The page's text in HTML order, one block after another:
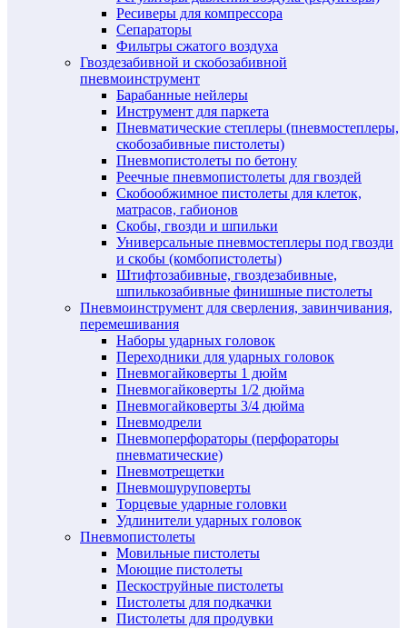
Ресиверы для компрессора
Сепараторы
Фильтры сжатого воздуха
Гвоздезабивной и скобозабивной
пневмоинструмент
Барабанные нейлеры
Инструмент для паркета
Пневматические степлеры (пневмостеплеры,
скобозабивные пистолеты)
Пневмопистолеты по бетону
Реечные пневмопистолеты для гвоздей
Скобообжимное пистолеты для клеток,
матрасов, габионов
Скобы, гвозди и шпильки
Универсальные пневмостеплеры под гвозди
и скобы (комбопистолеты)
Штифтозабивные, гвоздезабивные,
шпилькозабивные финишные пистолеты
Пневмоинструмент для сверления, завинчивания,
перемешивания
Наборы ударных головок
Переходники для ударных головок
Пневмогайковерты 1 дюйм
Пневмогайковерты 1/2 дюйма
Пневмогайковерты 3/4 дюйма
Пневмодрели
Пневмоперфораторы (перфораторы
пневматические)
Пневмотрещетки
Пневмошуруповерты
Торцевые ударные головки
Удлинители ударных головок
Пневмопистолеты
Мовильные пистолеты
Моющие пистолеты
Пескоструйные пистолеты
Пистолеты для подкачки
Пистолеты для продувки